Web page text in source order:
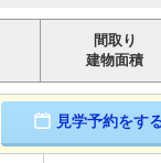
間取り
建物面積
見学予約をす